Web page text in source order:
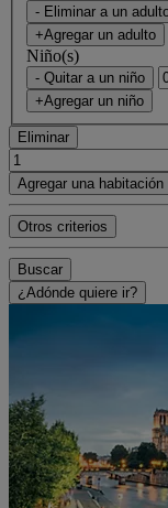
- Eliminar a un
+Agregar un adulto
Niño(s)
- Quitar a un niño
+Agregar un niño
Eliminar
Agregar una habitación
Otros criterios
Buscar
¿Adónde quiere ir?